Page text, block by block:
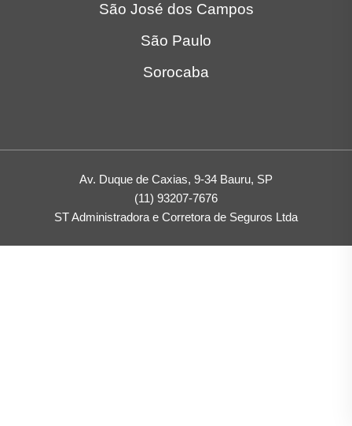
São José dos Campos
São Paulo
Sorocaba
Av. Duque de Caxias, 9-34 Bauru, SP
(11) 93207-7676
ST Administradora e Corretora de Seguros Ltda